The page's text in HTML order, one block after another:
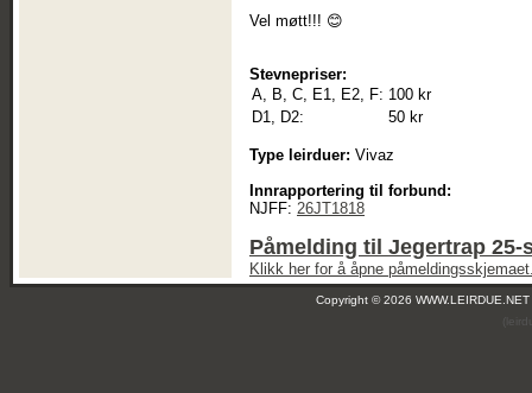
Vel møtt!!! 😊
Stevnepriser:
A, B, C, E1, E2, F: 100 kr
D1, D2:
50 kr
Type leirduer: Vivaz
Innrapportering til forbund:
NJFF: 26JT1818
Påmelding til Jegertrap
Klikk her for å åpne
Copyright © 2026